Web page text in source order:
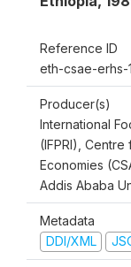
Reference ID
eth-csae-erhs-
Producer(s)
International
(IFPRI),
Economies
Addis Ababa
Metadata
DDI/XML